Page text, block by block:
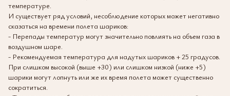
температуре.
И существует ряд условий, несоблюдение которых может негативно
сказаться на времени полета шариков:
- Перепады температур могут значительно повлиять на объем газа в
воздушном шаре.
- Рекомендуемая температура для надутых шариков + 25 градусов.
При слишком высокой (выше +30) или слишком низкой (ниже +5)
шарики могут лопнуть или же их время полета может существенно
сократиться.